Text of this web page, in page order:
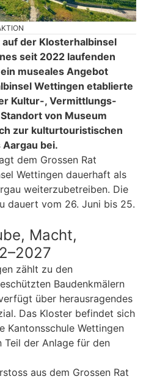
der Klosterhalbinsel
seit 2022 laufenden
museales Angebot
Wettingen etablierte
Kultur-, Vermittlungs-
von Museum
zur kulturtouristischen
bei.
dem Grossen Rat
Wettingen dauerhaft als
weiterzubetreiben. Die
dauert vom 26. Juni bis 25.
Macht,
zählt zu den
Baudenkmälern
über herausragendes
Das Kloster befindet sich
Kantonsschule Wettingen
Teil der Anlage für den
aus dem Grossen Rat